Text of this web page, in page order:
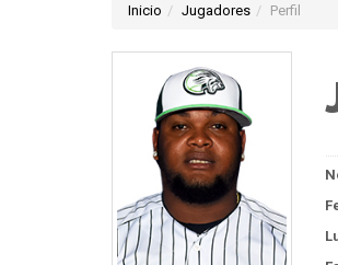
Inicio Jugadores Perfil